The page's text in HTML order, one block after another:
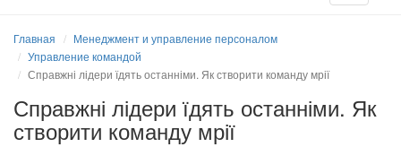
Главная
Менеджмент и управление персоналом
Управление командой
Справжні лідери їдять останніми. Як створити команду мрії
Справжні лідери їдять останніми. Як
створити команду мрії